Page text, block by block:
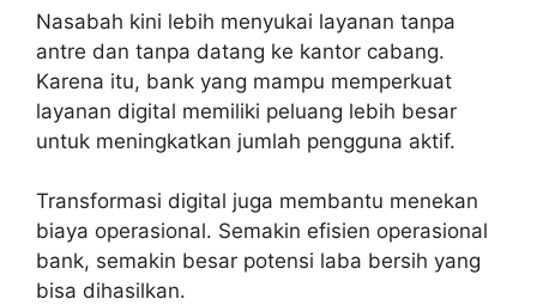
Nasabah kini lebih menyukai layanan tanpa
antre dan tanpa datang ke kantor cabang.
Karena itu, bank yang mampu memperkuat
layanan digital memiliki peluang lebih besar
untuk meningkatkan jumlah pengguna aktif.
Transformasi digital juga membantu menekan
biaya operasional. Semakin efisien operasional
bank, semakin besar potensi laba bersih yang
bisa dihasilkan.